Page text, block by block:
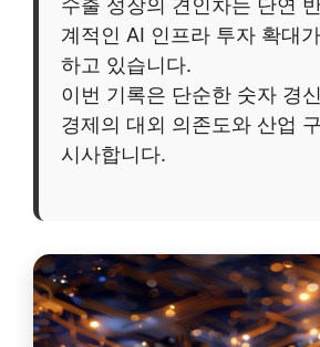
계적인 AI 인프라 투자 확대
하고 있습니다.
이번 기록은 단순한 숫자 경
경제의 대외 의존도와 산업
시사합니다.